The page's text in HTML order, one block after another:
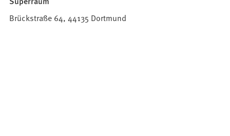
Brückstraße 64, 44135 Dortmund